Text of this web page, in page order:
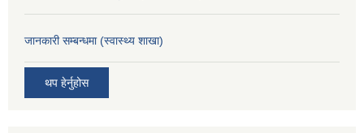
जानकारी सम्बन्धमा (स्वास्थ्य शाखा)
थप हेर्नुहोस